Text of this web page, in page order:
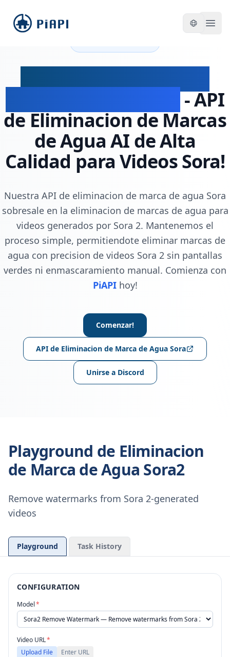
piapi
- API
de Eliminacion de Marcas
de Agua AI de Alta
Calidad para Videos Sora!
Nuestra API de eliminacion de marca de agua Sora
sobresale en la eliminacion de marcas de agua para
videos generados por Sora 2. Mantenemos el
proceso simple, permitiendote eliminar marcas de
agua con precision de videos Sora 2 sin pantallas
verdes ni enmascaramiento manual. Comienza con
PiAPIhoy!
Comenzar!
API de Eliminacion de Marca de Agua Sora
Unirse a Discord
Playground de Eliminacion
de Marca de Agua Sora2
Remove watermarks from Sora 2-generated
videos
Playground Task History
CONFIGURATION
Model*
Video URL*
Upload File
Enter URL